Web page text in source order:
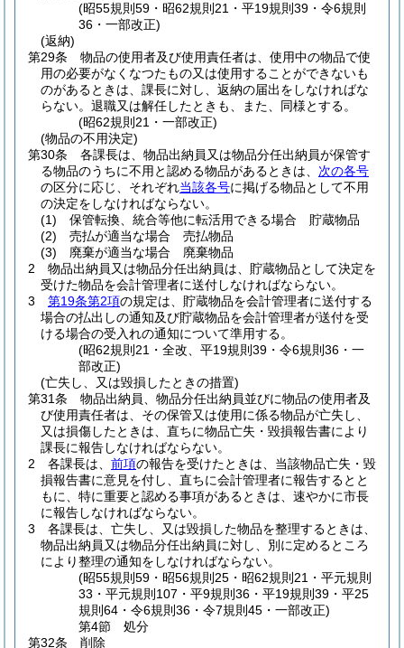
(昭55規則59・昭62規則21・平19規則39・令6規則
36・一部改正)
(返納)
第29条
物品の使用者及び使用責任者は、使用中の物品で使
用の必要がなくなつたもの又は使用することができないも
のがあるときは、課長に対し、返納の届出をしなければな
らない。 退職又は解任したときも、また、同様とする。
(昭62規則21・一部改正)
(物品の不用決定)
第30条
各課長は、物品出納員又は物品分任出納員が保管す
る物品のうちに不用と認める物品があるときは、 次の各号
の区分に応じ、それぞれ当該各号に掲げる物品として不用
の決定をしなければならない。
(1)
保管転換、統合等他に転活用できる場合 貯蔵物品
(2)
売払が適当な場合 売払物品
(3)
廃棄が適当な場合 廃棄物品
2
物品出納員又は物品分任出納員は、貯蔵物品として決定を
受けた物品を会計管理者に送付しなければならない。
3
第19条第2項の規定は、貯蔵物品を会計管理者に送付する
場合の払出しの通知及び貯蔵物品を会計管理者が送付を受
ける場合の受入れの通知について準用する。
(昭62規則21・全改、平19規則39・令6規則36・一
部改正)
(亡失し、又は毀損したときの措置)
第31条
物品出納員、物品分任出納員並びに物品の使用者及
び使用責任者は、その保管又は使用に係る物品が亡失し、
又は損傷したときは、直ちに物品亡失・毀損報告書により
課長に報告しなければならない。
2
各課長は、 前項の報告を受けたときは、当該物品亡失・毀
損報告書に意見を付し、直ちに会計管理者に報告するとと
もに、特に重要と認める事項があるときは、速やかに市長
に報告しなければならない。
3
各課長は、亡失し、又は毀損した物品を整理するときは、
物品出納員又は物品分任出納員に対し、別に定めるところ
により整理の通知をしなければならない。
(昭55規則59・昭56規則25・昭62規則21・平元規則
33・平元規則107・平9規則36・平19規則39・平25
規則64・令6規則36・令7規則45・一部改正)
第4節
処分
第32条
削除